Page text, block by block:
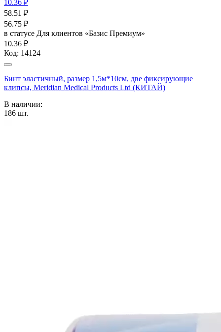
10.36 ₽
58.51 ₽
56.75 ₽
в статусе Для клиентов «Базис Премиум»
10.36 ₽
Код: 14124
Бинт эластичный, размер 1,5м*10см, две фиксирующие
клипсы, Meridian Medical Products Ltd (КИТАЙ)
В наличии:
186 шт.